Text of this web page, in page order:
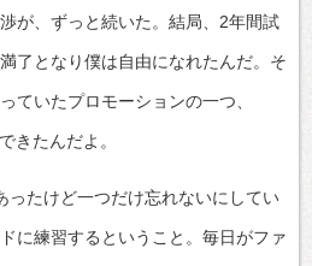
が、ずっと続いた。結局、2年間試
了となり僕は自由になれたんだ。そ
ていたプロモーションの一つ、
きたんだよ。
ったけど一つだけ忘れないにしてい
に練習するということ。毎日がファ